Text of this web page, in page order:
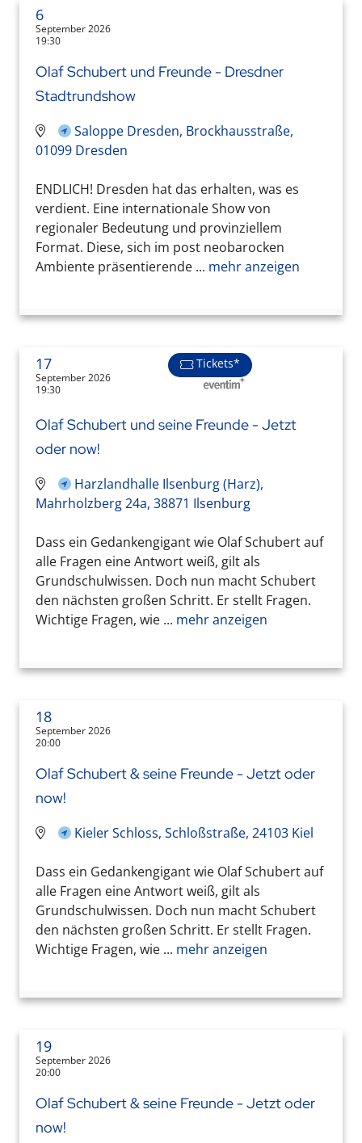
6
September 2026
19:30
Olaf Schubert und Freunde - Dresdner
Stadtrundshow
Saloppe Dresden, Brockhausstraße,
01099 Dresden
ENDLICH! Dresden hat das erhalten, was es
verdient. Eine internationale Show von
regionaler Bedeutung und provinziellem
Format. Diese, sich im post neobarocken
Ambiente präsentierende ... mehr anzeigen
17
September 2026
19:30
Tickets*
Olaf Schubert und seine Freunde - Jetzt
oder now!
Harzlandhalle Ilsenburg (Harz),
Mahrholzberg 24a, 38871 Ilsenburg
Dass ein Gedankengigant wie Olaf Schubert auf
alle Fragen eine Antwort weiß, gilt als
Grundschulwissen. Doch nun macht Schubert
den nächsten großen Schritt. Er stellt Fragen.
Wichtige Fragen, wie ... mehr anzeigen
18
September 2026
20:00
Olaf Schubert & seine Freunde - Jetzt oder
now!
Kieler Schloss, Schloßstraße, 24103 Kiel
Dass ein Gedankengigant wie Olaf Schubert auf
alle Fragen eine Antwort weiß, gilt als
Grundschulwissen. Doch nun macht Schubert
den nächsten großen Schritt. Er stellt Fragen.
Wichtige Fragen, wie ... mehr anzeigen
19
September 2026
20:00
Olaf Schubert & seine Freunde - Jetzt oder
now!